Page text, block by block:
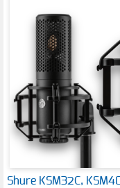
Shure KSM32C,